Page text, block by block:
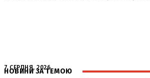
НОВИНИ ЗА ТЕМОЮ
7 СЕРПНЯ, 2026